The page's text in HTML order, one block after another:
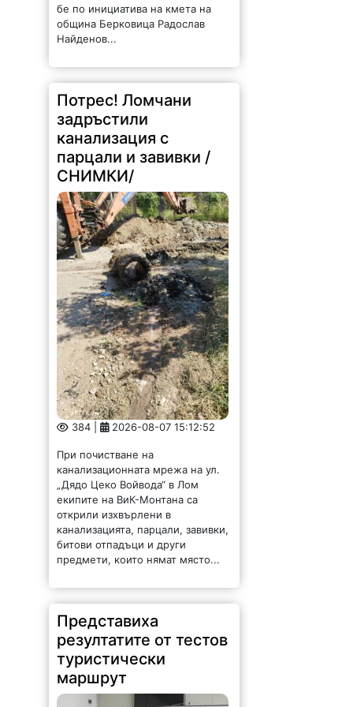
бе по инициатива на кмета на
община Берковица Радослав
Найденов...
Потрес! Ломчани
задръстили
канализация с
парцали и завивки /
СНИМКИ/
384 | 2026-08-07 15:12:52
При почистване на
канализационната мрежа на ул.
„Дядо Цеко Войвода“ в Лом
екипите на ВиК-Монтана са
открили изхвърлени в
канализацията, парцали, завивки,
битови отпадъци и други
предмети, които нямат място...
Представиха
резултатите от тестов
туристически
маршрут